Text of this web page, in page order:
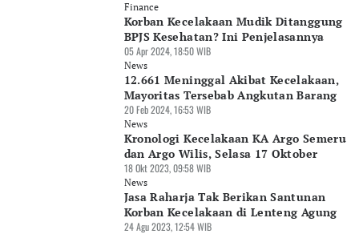
Finance
Korban Kecelakaan Mudik Ditanggung
BPJS Kesehatan? Ini Penjelasannya
05 Apr 2024, 18:50 WIB
News
12.661 Meninggal Akibat Kecelakaan,
Mayoritas Tersebab Angkutan Barang
20 Feb 2024, 16:53 WIB
News
Kronologi Kecelakaan KA Argo Semeru
dan Argo Wilis, Selasa 17 Oktober
18 Okt 2023, 09:58 WIB
News
Jasa Raharja Tak Berikan Santunan
Korban Kecelakaan di Lenteng Agung
24 Agu 2023, 12:54 WIB